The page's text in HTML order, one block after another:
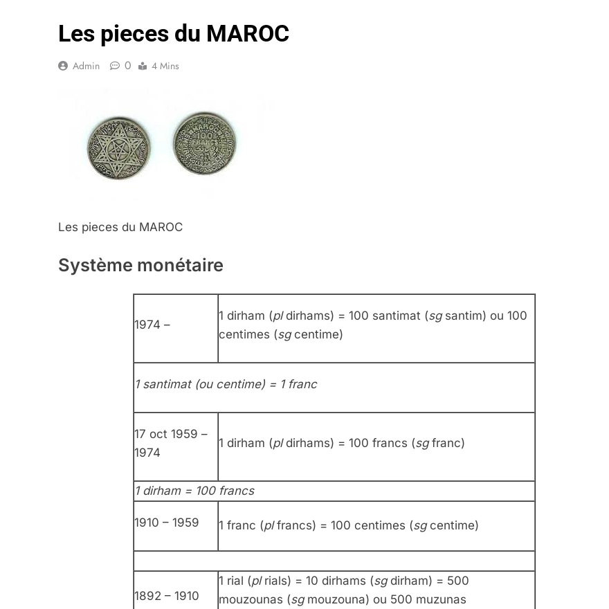
Les pieces du MAROC
Admin 0 4 Mins
Les pieces du MAROC
Système monétaire
1974 –
1 dirham (pl dirhams) = 100 santimat (sg santim) ou 100
centimes (sgcentime)
1 santimat (ou centime) = 1 franc
17 oct 1959 –
1974
1 dirham (pl dirhams) = 100 francs (sgfranc)
1 dirham = 100 francs
1910 – 1959 1 franc (plfrancs) = 100 centimes (sgcentime)
1892 – 1910
1 rial (pl rials) = 10 dirhams (sgdirham) = 500
mouzounas (sgmouzouna) ou 500 muzunas